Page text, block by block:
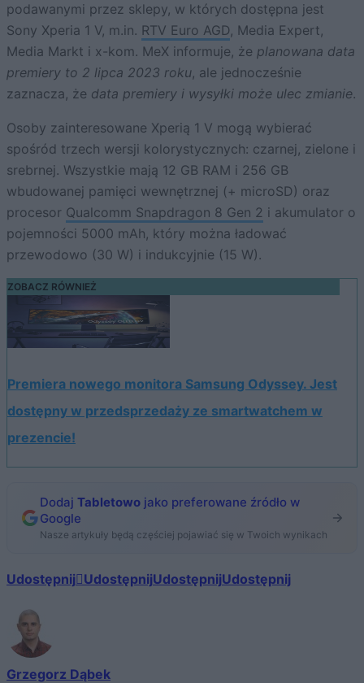
podawanymi przez sklepy, w których dostępna jest
Sony Xperia 1 V, m.in. RTV Euro AGD, Media Expert,
Media Markt i x-kom. MeX informuje, że planowana data
premiery to 2 lipca 2023 roku, ale jednocześnie
zaznacza, że data premiery i wysyłki może ulec zmianie.
Osoby zainteresowane Xperią 1 V mogą wybierać
spośród trzech wersji kolorystycznych: czarnej, zielone i
srebrnej. Wszystkie mają 12 GB RAM i 256 GB
wbudowanej pamięci wewnętrznej (+ microSD) oraz
procesor Qualcomm Snapdragon 8 Gen 2 i akumulator o
pojemności 5000 mAh, który można ładować
przewodowo (30 W) i indukcyjnie (15 W).
ZOBACZ RÓWNIEŻ
Premiera nowego monitora Samsung Odyssey. Jest
dostępny w przedsprzedaży ze smartwatchem w
prezencie!
Dodaj Tabletowo jako preferowane źródło w
Google
Nasze artykuły będą częściej pojawiać się w Twoich wynikach
Udostępnij UdostępnijUdostępnijUdostępnij
Grzegorz Dąbek